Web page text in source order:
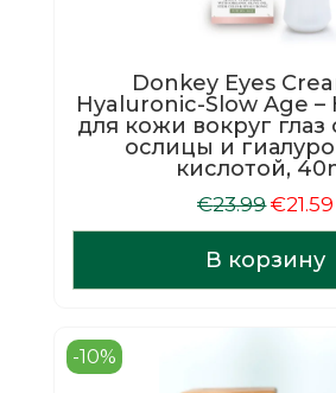
Donkey Eyes
Hyaluronic-Slow Age –
для кожи вокруг
ослицы и
кислотой,
€23.99
цена
€21.59
В корзину
-10%